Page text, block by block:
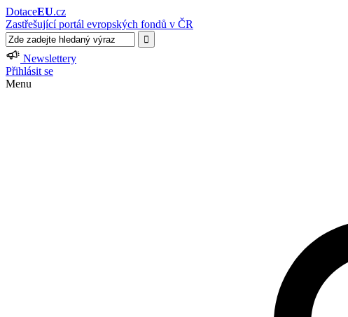
DotaceEU.cz
Zastřešující portál evropských fondů v ČR
Newslettery
Přihlásit se
Menu